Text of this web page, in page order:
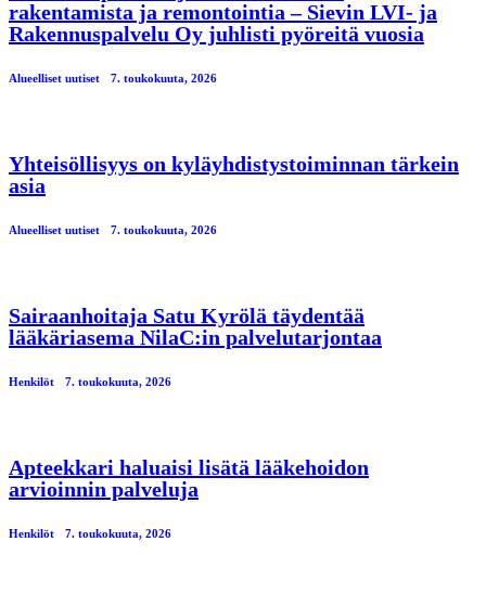
rakentamista ja remontointia – Sievin LVI- ja
Rakennuspalvelu Oy juhlisti pyöreitä vuosia
Alueelliset uutiset 7. toukokuuta, 2026
Yhteisöllisyys on kyläyhdistystoiminnan tärkein
asia
Alueelliset uutiset 7. toukokuuta, 2026
Sairaanhoitaja Satu Kyrölä täydentää
lääkäriasema NilaC:in palvelutarjontaa
Henkilöt 7. toukokuuta, 2026
Apteekkari haluaisi lisätä lääkehoidon
arvioinnin palveluja
Henkilöt 7. toukokuuta, 2026